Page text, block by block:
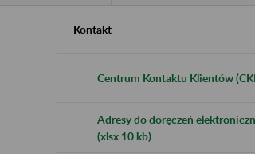
Kontakt
Centrum Kontaktu Klientów
Adresy do doręczeń
(xlsx 10 kb)